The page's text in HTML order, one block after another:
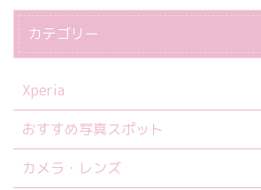
カテゴリー
Xperia
おすすめ写真スポット
カメラ・レンズ